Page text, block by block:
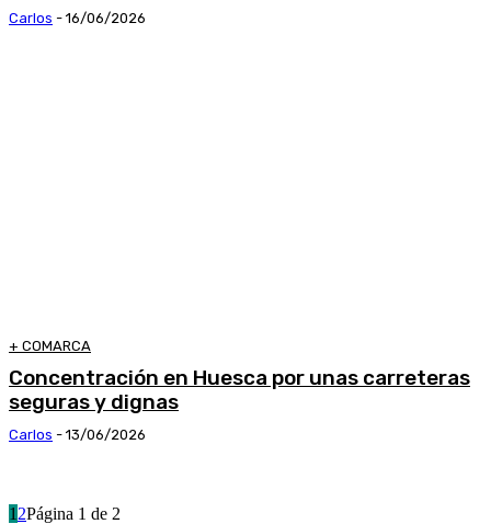
Carlos - 16/06/2026
+ COMARCA
Concentración en Huesca por unas carreteras
seguras y dignas
Carlos - 13/06/2026
1 2Página 1 de 2